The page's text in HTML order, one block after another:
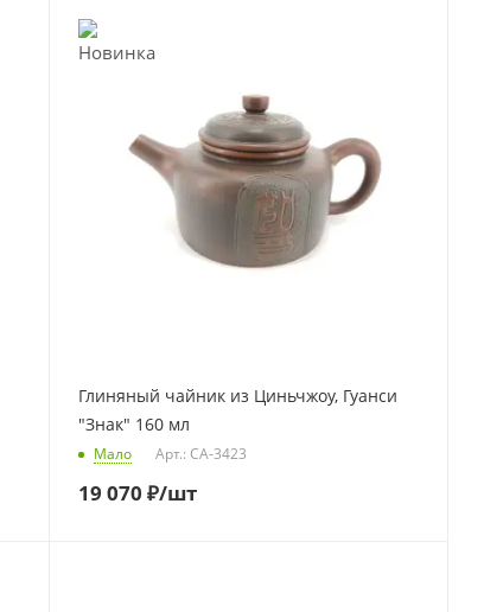
Глиняный чайник из Циньчжоу, Гуанси
"Знак" 160 мл
Мало Арт.: CA-3423
19 070 ₽/шт